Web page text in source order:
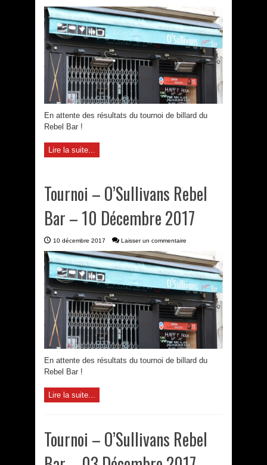
En attente des résultats du tournoi de billard du
Rebel Bar !
Lire la suite...
Tournoi – O’Sullivans Rebel
Bar – 10 Décembre 2017
10 décembre 2017 Laisser un commentaire
En attente des résultats du tournoi de billard du
Rebel Bar !
Lire la suite...
Tournoi – O’Sullivans Rebel